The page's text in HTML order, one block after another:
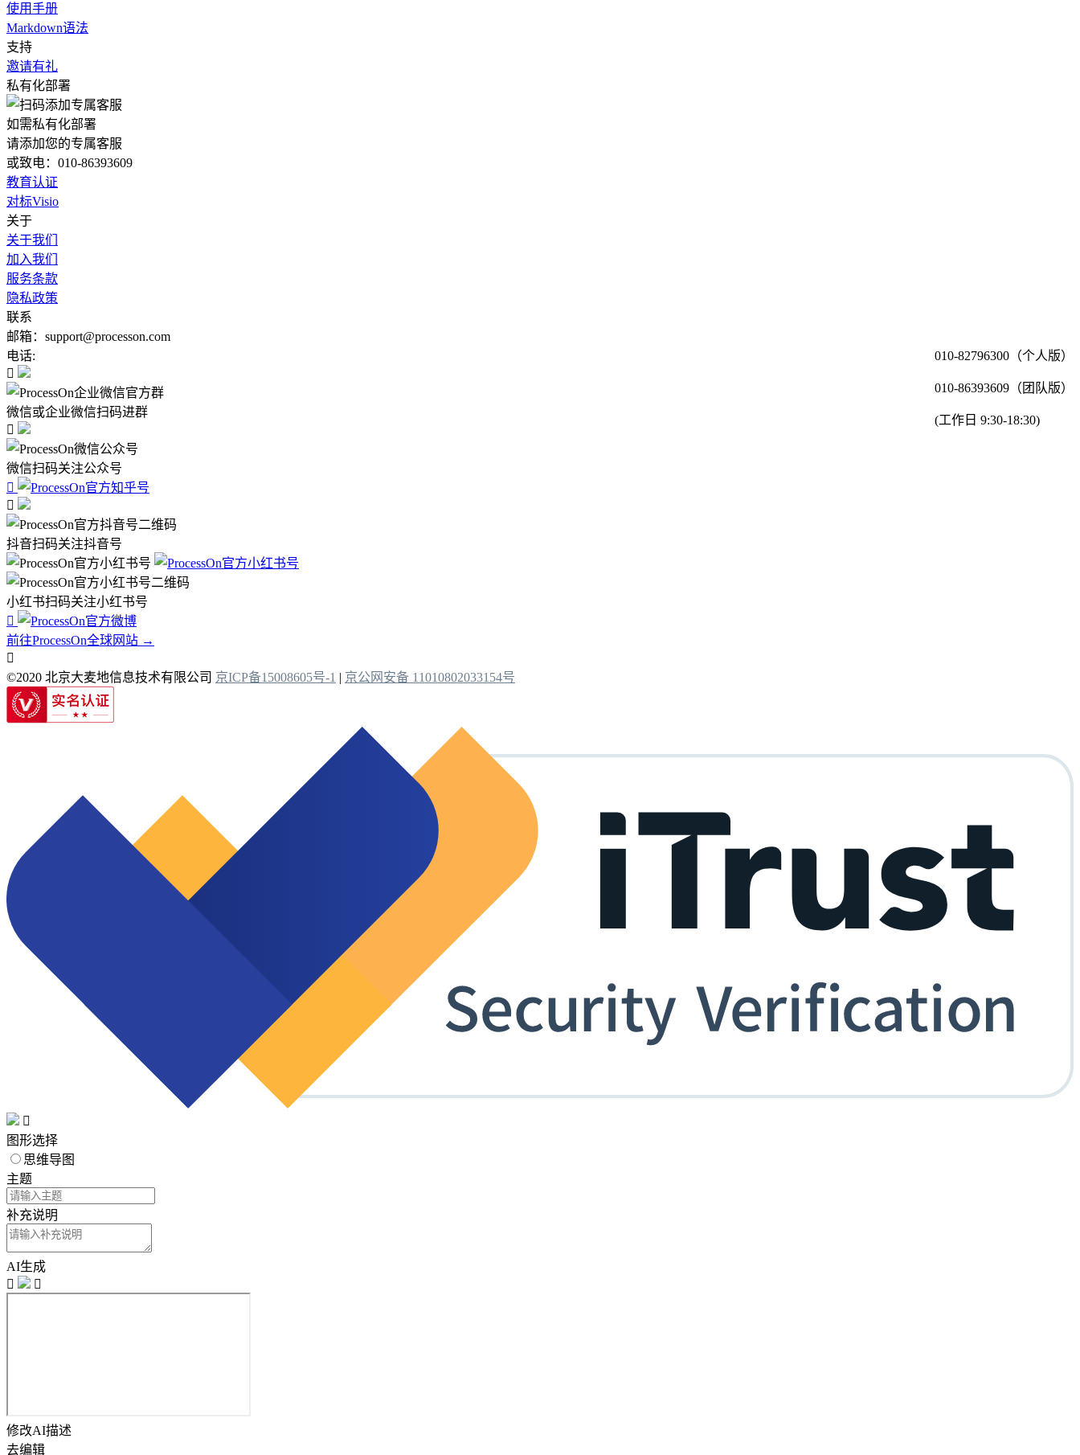
使用手册
Markdown语法
支持
邀请有礼
私有化部署
如需私有化部署
请添加您的专属客服
或致电：010-86393609
教育认证
对标Visio
关于
关于我们
加入我们
服务条款
隐私政策
联系
邮箱：support@processon.com
电话:
010-82796300（个人版）
010-86393609（团队版）
(工作日 9:30-18:30)

微信或企业微信扫码进群

微信扫码关注公众号


抖音扫码关注抖音号
小红书扫码关注小红书号

前往ProcessOn全球网站 →

©2020 北京大麦地信息技术有限公司 京ICP备15008605号-1 | 京公网安备 11010802033154号

图形选择
思维导图
主题
补充说明
AI生成


修改AI描述
去编辑